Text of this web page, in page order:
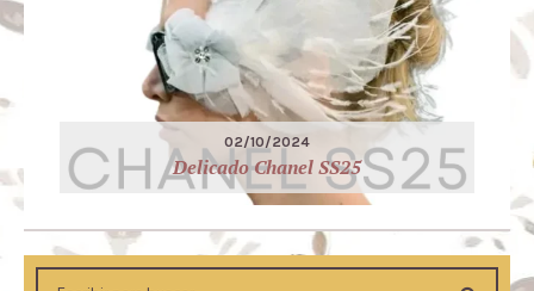
02/10/2024
Delicado Chanel SS25